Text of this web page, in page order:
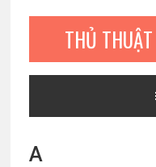
THỦ
A